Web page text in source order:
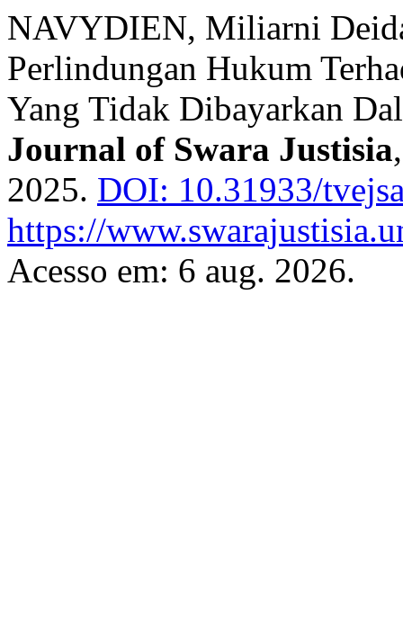
NAVYDIEN, Miliarni
Perlindungan Hukum
Yang Tidak Dibayarkan
Journal of Swara Justisia
2025. DOI: 10.31933/
https://
Acesso em: 6 aug. 2026.